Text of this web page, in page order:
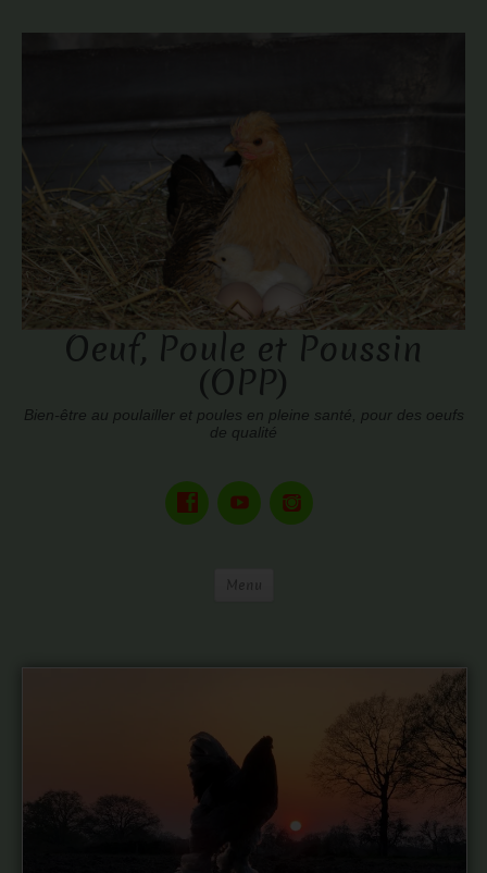
Oeuf, Poule et Poussin
(OPP)
Bien-être au poulailler et poules en pleine santé, pour des oeufs
de qualité